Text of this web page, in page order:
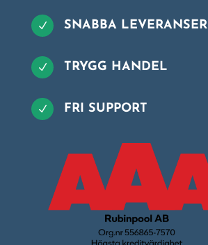
N SNABBA LEVERANSER
N TRYGG HANDEL
N FRI SUPPORT